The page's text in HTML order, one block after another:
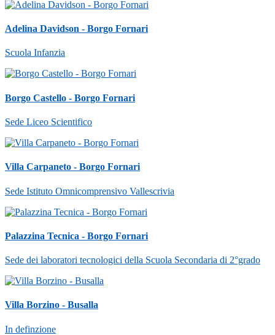
Adelina Davidson - Borgo Fornari
Scuola Infanzia
Borgo Castello - Borgo Fornari
Sede Liceo Scientifico
Villa Carpaneto - Borgo Fornari
Sede Istituto Omnicomprensivo Vallescrivia
Palazzina Tecnica - Borgo Fornari
Sede dei laboratori tecnologici della Scuola Secondaria di 2°grado
Villa Borzino - Busalla
In definzione